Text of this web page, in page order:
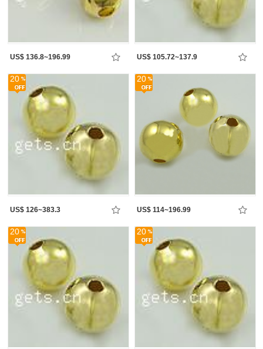
US$ 136.8~196.99 US$ 105.72~137.9
20
US$ 126~383.3
20
US$ 114~196.99
20 20